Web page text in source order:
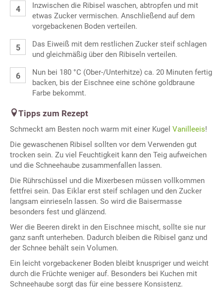
Inzwischen die Ribisel waschen, abtropfen und mit
etwas Zucker vermischen. Anschließend auf dem
vorgebackenen Boden verteilen.
Das Eiweiß mit dem restlichen Zucker steif schlagen
und gleichmäßig über den Ribiseln verteilen.
Nun bei 180 °C (Ober-/Unterhitze) ca. 20 Minuten fertig
backen, bis der Eischnee eine schöne goldbraune
Farbe bekommt.
Tipps zum Rezept
Schmeckt am Besten noch warm mit einer Kugel Vanilleeis!
Die gewaschenen Ribisel sollten vor dem Verwenden gut
trocken sein. Zu viel Feuchtigkeit kann den Teig aufweichen
und die Schneehaube zusammenfallen lassen.
Die Rührschüssel und die Mixerbesen müssen vollkommen
fettfrei sein. Das Eiklar erst steif schlagen und den Zucker
langsam einrieseln lassen. So wird die Baisermasse
besonders fest und glänzend.
Wer die Beeren direkt in den Eischnee mischt, sollte sie nur
ganz sanft unterheben. Dadurch bleiben die Ribisel ganz und
der Schnee behält sein Volumen.
Ein leicht vorgebackener Boden bleibt knuspriger und weicht
durch die Früchte weniger auf. Besonders bei Kuchen mit
Schneehaube sorgt das für eine bessere Konsistenz.